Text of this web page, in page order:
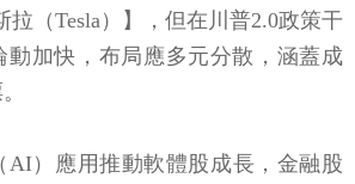
拉（Tesla）】，但在川普2.0政策干
動加快，布局應多元分散，涵蓋成
AI）應用推動軟體股成長，金融股